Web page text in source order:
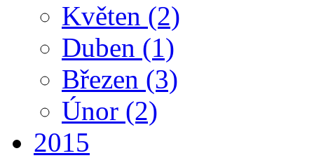
Květen (2)
Duben (1)
Březen (3)
Únor (2)
2015